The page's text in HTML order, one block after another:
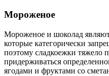
Мороженое
Мороженое и шоколад
которые категорически
поэтому сладкоежки тяжело
придерживаться
ягодами и фруктами со